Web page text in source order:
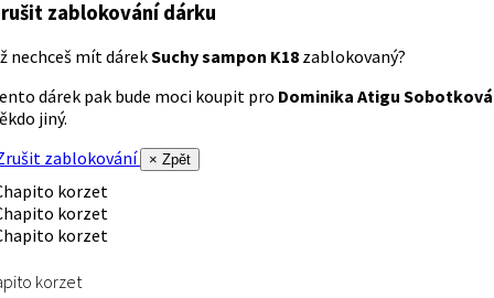
zablokování dárku
nechceš mít dárekSuchy sampon K18 zablokovaný?
dárek pak bude moci koupit pro Dominika Atigu Sobotková
jiný.
zablokování
× Zpět
korzet